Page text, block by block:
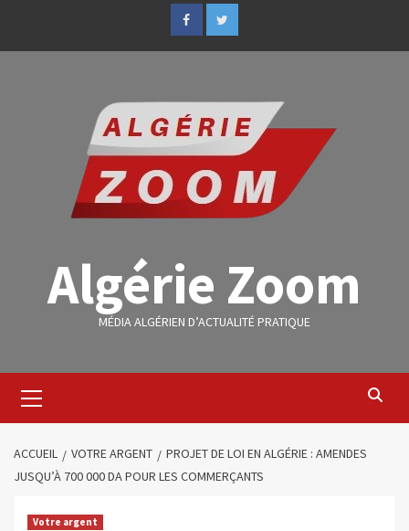
Algérie Zoom
MÉDIA ALGÉRIEN D’ACTUALITÉ PRATIQUE
ACCUEIL VOTRE ARGENT
PROJET DE LOI EN ALGÉRIE : AMENDES
JUSQU’À 700 000 DA POUR LES COMMERÇANTS
Votre argent